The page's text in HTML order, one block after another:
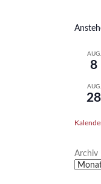
AUG.
8
AUG.
28
Archiv